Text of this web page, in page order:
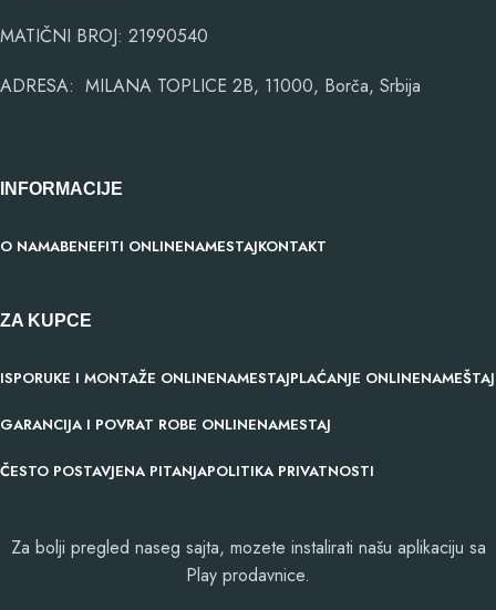
MATIČNI BROJ: 21990540
ADRESA: MILANA TOPLICE 2B, 11000, Borča, Srbija
INFORMACIJE
O NAMABENEFITI ONLINENAMESTAJKONTAKT
ZA KUPCE
ISPORUKE I MONTAŽE ONLINENAMESTAJPLAĆANJE ONLINENAMEŠTAJ
GARANCIJA I POVRAT ROBE ONLINENAMESTAJ
ČESTO POSTAVJENA PITANJAPOLITIKA PRIVATNOSTI
Za bolji pregled naseg sajta, mozete instalirati našu aplikaciju sa
Play prodavnice.